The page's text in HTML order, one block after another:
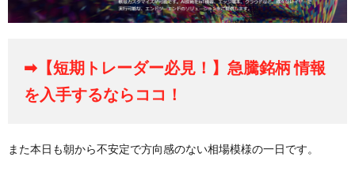
➡【短期トレーダー必見！】急騰銘柄 情報
を入手するならココ！
また本日も朝から不安定で方向感のない相場模様の一日です。